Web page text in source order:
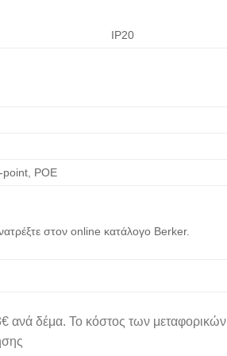
IP20
point, POE
στoν online κατάλογο Berker.
ανά δέμα. Το κόστος των μεταφορικών